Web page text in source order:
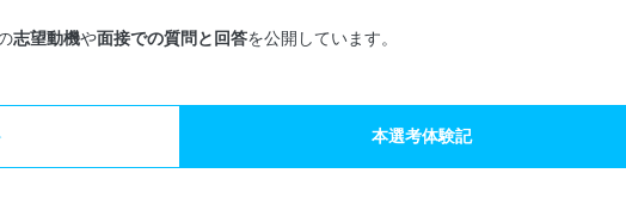
志望動機や面接での質問と回答を公開しています。
本選考体験記